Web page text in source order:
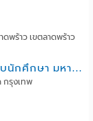
ดพร้าว เขตลาดพร้าว
พีเอ็ม แมนชั่น บางพลัด เหมาะสำหรับนักศึกษา มหาลัยราชภัฎฯ
กรุงเทพ